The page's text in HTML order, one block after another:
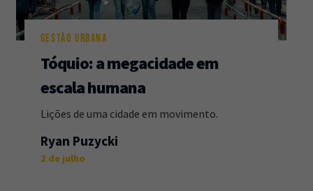
GESTÃO URBANA
Tóquio: a megacidade em
escala humana
Lições de uma cidade em movimento.
Ryan Puzycki
2 de julho